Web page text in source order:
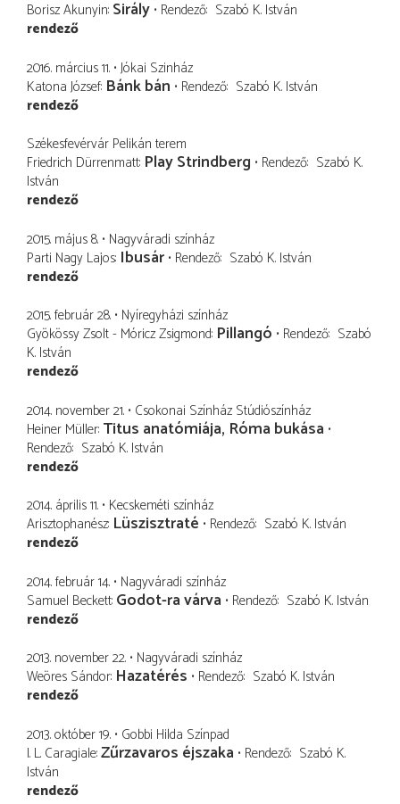
Borisz Akunyin Sirály Rendező Szabó K. István
rendező
2016. március 11. Jókai Szinház
Katona József Bánk bán Rendező Szabó K. István
rendező
Székesfevérvár Pelikán terem
Friedrich Dürrenmatt Play Strindberg Rendező Szabó K.
István
rendező
2015. május 8. Nagyváradi színház
Parti Nagy Lajos Ibusár Rendező Szabó K. István
rendező
2015. február 28. Nyíregyházi színház
Gyökössy Zsolt - Móricz Zsigmond Pillangó Rendező Szabó
K. István
rendező
2014. november 21. Csokonai Színház Stúdiószínház
Heiner Müller Titus anatómiája, Róma bukása
Rendező Szabó K. István
rendező
2014. április 11. Kecskeméti színház
Arisztophanész Lüszisztraté Rendező Szabó K. István
rendező
2014. február 14. Nagyváradi színház
Samuel Beckett Godot-ra várva Rendező Szabó K. István
rendező
2013. november 22. Nagyváradi színház
Weöres Sándor Hazatérés Rendező Szabó K. István
rendező
2013. október 19. Gobbi Hilda Színpad
I. L. Caragiale Zűrzavaros éjszaka Rendező Szabó K.
István
rendező